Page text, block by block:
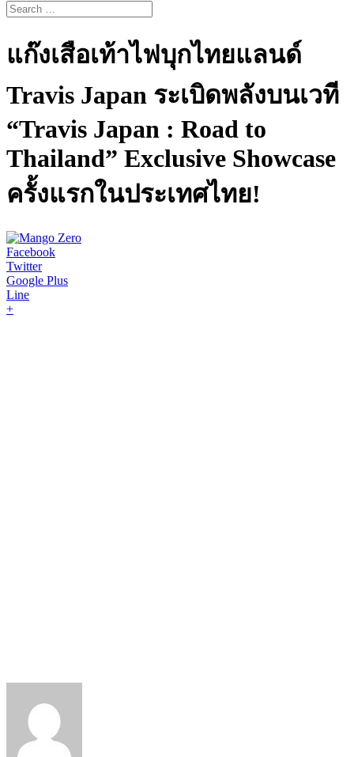
แก๊งเสือเท้าไฟบุกไทยแลนด์
Travis Japan ระเบิดพลังบนเวที
“Travis Japan : Road to
Thailand” Exclusive Showcase
ครั้งแรกในประเทศไทย!
Facebook
Twitter
Google Plus
Line
+